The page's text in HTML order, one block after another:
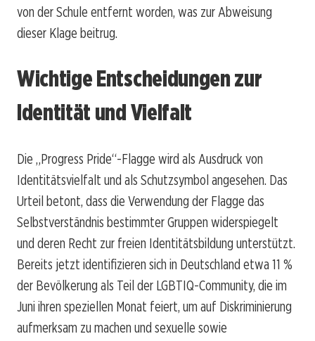
von der Schule entfernt worden, was zur Abweisung
dieser Klage beitrug.
Wichtige Entscheidungen zur
Identität und Vielfalt
Die „Progress Pride“-Flagge wird als Ausdruck von
Identitätsvielfalt und als Schutzsymbol angesehen. Das
Urteil betont, dass die Verwendung der Flagge das
Selbstverständnis bestimmter Gruppen widerspiegelt
und deren Recht zur freien Identitätsbildung unterstützt.
Bereits jetzt identifizieren sich in Deutschland etwa 11 %
der Bevölkerung als Teil der LGBTIQ-Community, die im
Juni ihren speziellen Monat feiert, um auf Diskriminierung
aufmerksam zu machen und sexuelle sowie